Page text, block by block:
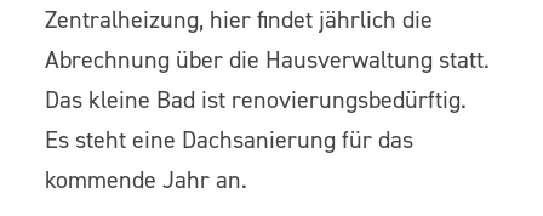
Zentralheizung, hier findet jährlich die
Abrechnung über die Hausverwaltung statt.
Das kleine Bad ist renovierungsbedürftig.
Es steht eine Dachsanierung für das
kommende Jahr an.